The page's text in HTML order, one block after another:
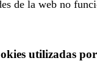
de la web no
utilizadas por